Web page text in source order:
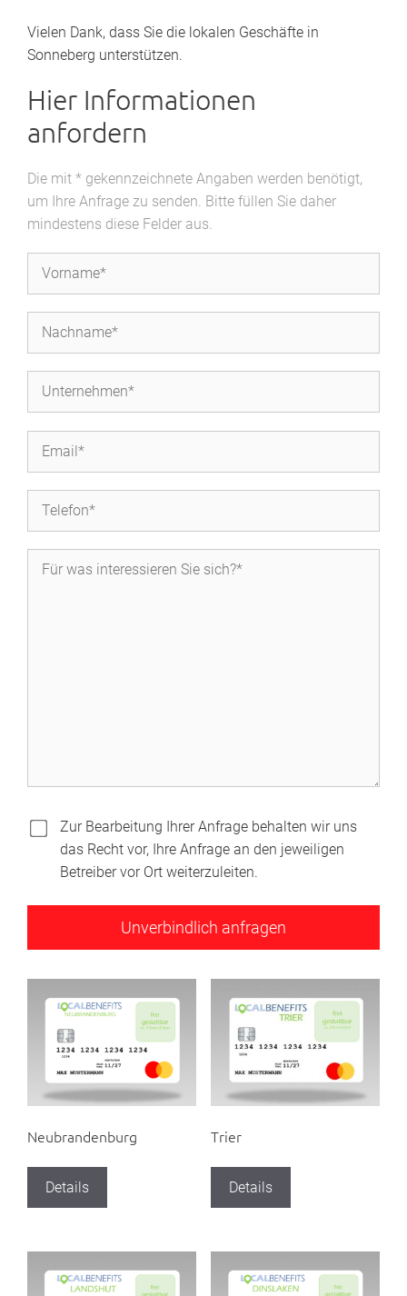
Vielen Dank, dass Sie die lokalen Geschäfte in
Sonneberg unterstützen.
Hier Informationen
anfordern
Die mit * gekennzeichnete Angaben werden benötigt,
um Ihre Anfrage zu senden. Bitte füllen Sie daher
mindestens diese Felder aus.
Zur Bearbeitung Ihrer Anfrage behalten wir uns
das Recht vor, Ihre Anfrage an den jeweiligen
Betreiber vor Ort weiterzuleiten.
Neubrandenburg
Details
Trier
Details